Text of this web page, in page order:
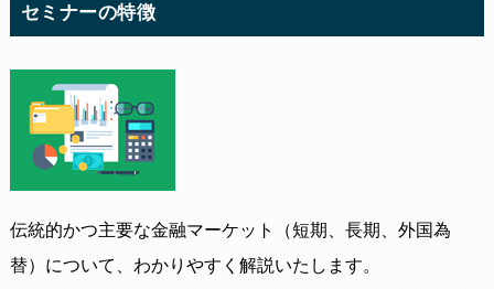
セミナーの特徴
伝統的かつ主要な金融マーケット（短期、長期、外国為
替）について、わかりやすく解説いたします。